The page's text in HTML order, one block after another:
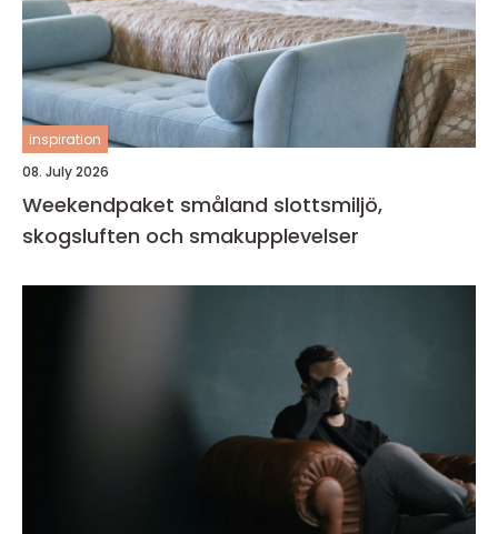
inspiration
08. July 2026
Weekendpaket småland slottsmiljö,
skogsluften och smakupplevelser